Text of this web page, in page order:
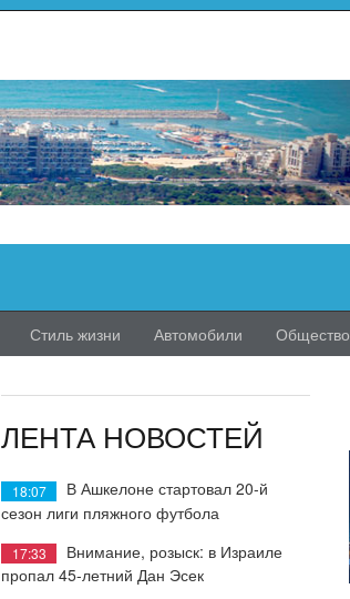
Стиль жизни Автомобили Общество
ЛЕНТА НОВОСТЕЙ
18:07
В Ашкелоне стартовал 20-й
сезон лиги пляжного футбола
17:33
Внимание, розыск: в Израиле
пропал 45-летний Дан Эсек